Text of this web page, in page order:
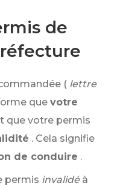
de
( lettre
que votre
que votre permis
. Cela signifie
de conduire .
permis invalidé à